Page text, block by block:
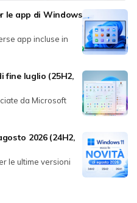
le app di Windows
app incluse in
fine luglio (25H2,
da Microsoft
2026 (24H2,
le ultime versioni